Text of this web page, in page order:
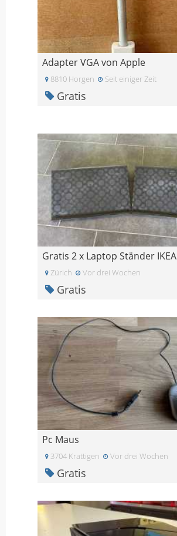
Adapter VGA von Apple
8810 Horgen Seit einiger Zeit
Gratis
Gratis 2 x Laptop Ständer IKEA
Zürich Vor drei Wochen
Gratis
Pc Maus
3704 Krattigen Vor drei Wochen
Gratis